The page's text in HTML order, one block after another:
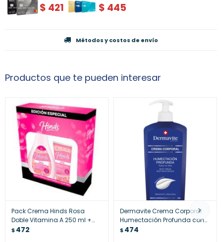
$ 421 $ 445
Métodos y costos de envío
Productos que te pueden interesar
Pack Crema Hinds Rosa
Doble Vitamina A 250 ml +
Crema de Manos 90 ml –
$472
Dermavite Crema Corporal
Humectación Profunda con
Vitamina C y Aloe Vera 530
$474